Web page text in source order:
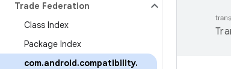
Trade Federation
Class Index
Package Index
com.android.compatibility.